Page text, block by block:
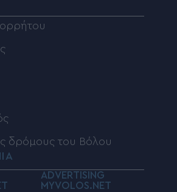
δρόμους του Βόλου
ADVERTISING
MYVOLOS.NET